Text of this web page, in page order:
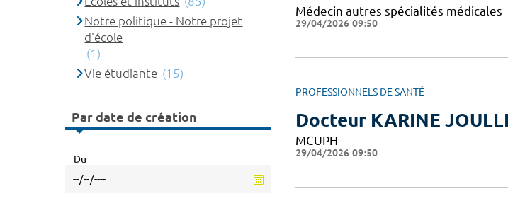
Médecin autres spécialités médicales
29/04/2026 09:50
PROFESSIONNELS DE SANTÉ
Docteur KARINE
MCUPH
29/04/2026 09:50
Notre politique - Notre projet
d'école
(1)
Vie étudiante (15)
Par date de création
Du